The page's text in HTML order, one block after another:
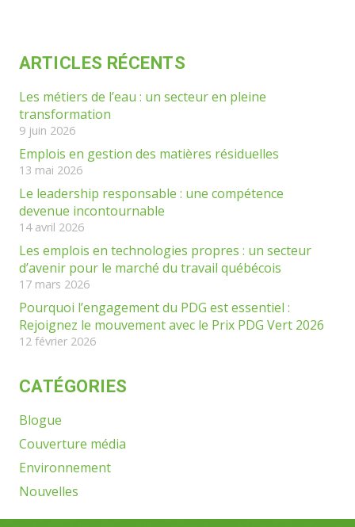
ARTICLES RÉCENTS
Les métiers de l’eau : un secteur en pleine
transformation
9 juin 2026
Emplois en gestion des matières résiduelles
13 mai 2026
Le leadership responsable : une compétence
devenue incontournable
14 avril 2026
Les emplois en technologies propres : un secteur
d’avenir pour le marché du travail québécois
17 mars 2026
Pourquoi l’engagement du PDG est essentiel :
Rejoignez le mouvement avec le Prix PDG Vert 2026
12 février 2026
CATÉGORIES
Blogue
Couverture média
Environnement
Nouvelles